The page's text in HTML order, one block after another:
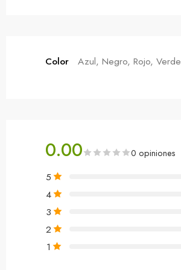
Color Azul, Negro, Rojo, Verde
0.00 0 opiniones
5
4
3
2
1